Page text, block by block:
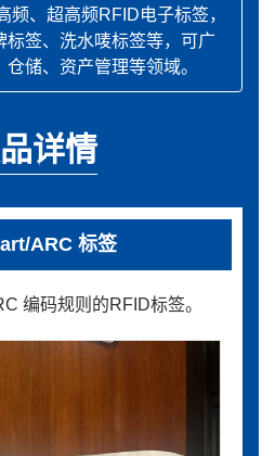
频、超高频RFID电子标签，
标签、洗水唛标签等，可广
储、资产管理等领域。
详情
ARC 标签
编码规则的RFID标签。